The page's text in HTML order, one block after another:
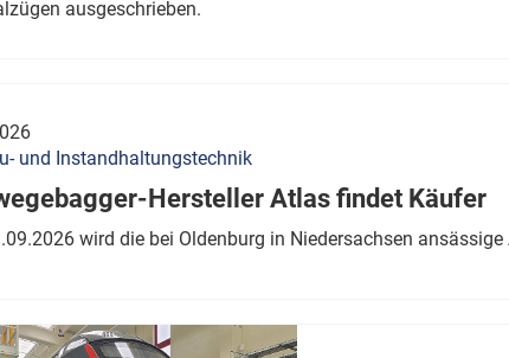
Monats
Generalsanierung
ETCS
ÖPNV
ausgeschrieben.
und Instandhaltungstechnik
Hersteller Atlas findet Käufer
wird die bei Oldenburg in Niedersachsen